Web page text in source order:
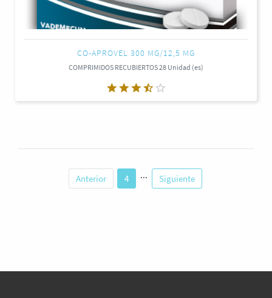
CO-APROVEL 300 MG/12,5 MG
COMPRIMIDOS RECUBIERTOS 28 Unidad (es)
Anterior 4 ... Siguiente